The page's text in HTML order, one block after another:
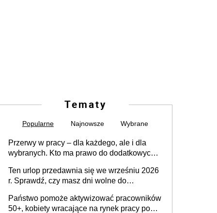
Tematy
Popularne Najnowsze Wybrane
Przerwy w pracy – dla każdego, ale i dla
wybranych. Kto ma prawo do dodatkowych
Ten urlop przedawnia się we wrześniu 2026
r. Sprawdź, czy masz dni wolne do
Państwo pomoże aktywizować pracowników
50+, kobiety wracające na rynek pracy po